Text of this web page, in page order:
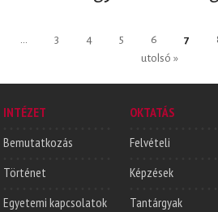
3 4 5 6 7
utolsó »
INTÉZET
Bemutatkozás
Történet
Egyetemi kapcsolatok
OKTATÁS
Felvételi
Képzések
Tantárgyak